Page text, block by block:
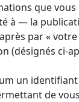
que
à — la
par «
(désignés ci-
un
de